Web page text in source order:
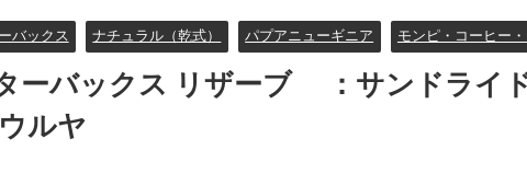
バックス ナチュラル（乾式） パプアニューギニア モンピ・コーヒー
ーバックス リザーブ® ：サンドライ
ルヤ